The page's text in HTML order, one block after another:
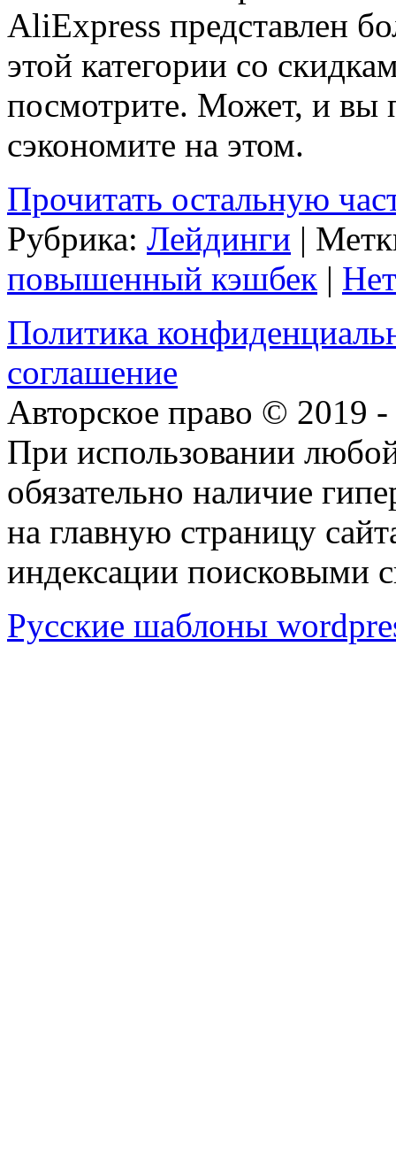
AliExpress представлен
этой категории со
посмотрите. Может, и вы
сэкономите на этом.
Прочитать остальную
Рубрика: Лейдинги |
повышенный кэшбек |
Политика
соглашение
Авторское право © 2019 -
При использовании
обязательно наличие
на главную страницу
индексации поисковыми
Русские шаблоны